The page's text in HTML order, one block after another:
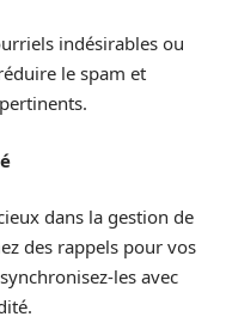
indésirables ou
le spam et
dans la gestion de
des rappels pour vos
les avec